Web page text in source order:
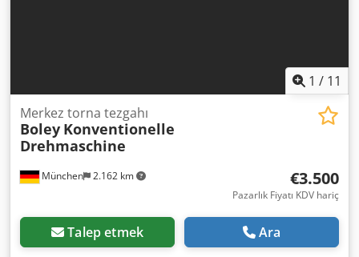
1 / 11
München 2.162 km
Merkez torna tezgahı
Boley Konventionelle
Drehmaschine
€3.500
Pazarlık Fiyatı KDV hariç
Talep etmek Ara